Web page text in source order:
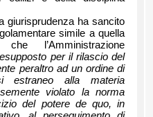
giurisprudenza ha sancito
simile a quella
l’Amministrazione
per il rilascio del
peraltro ad un ordine di
estraneo alla materia
violato la norma
del potere de quo, in